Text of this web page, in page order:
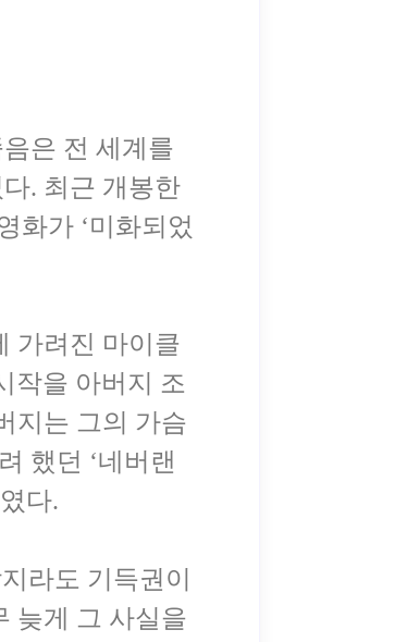
은 전 세계를
. 최근 개봉한
화가 ‘미화되었
가려진 마이클
작을 아버지 조
지는 그의 가슴
했던 ‘네버랜
다.
라도 기득권이
늦게 그 사실을